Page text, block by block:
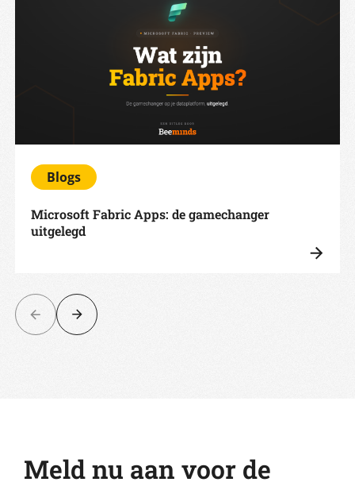
Blogs
Microsoft Fabric Apps: de gamechanger
uitgelegd
Meld nu aan voor de